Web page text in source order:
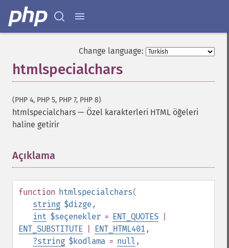
Change language:
htmlspecialchars
(PHP 4, PHP 5, PHP 7, PHP 8)
htmlspecialchars — Özel karakterleri HTML öğeleri
haline getirir
Açıklama
function htmlspecialchars(
string $dizge,
int $seçenekler = ENT_QUOTES
ENT_SUBSTITUTE
ENT_HTML401,
?string $kodlama = null ,